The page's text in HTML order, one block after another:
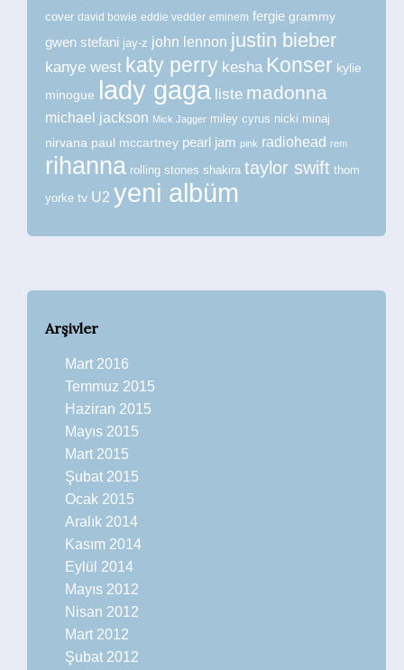
cover david bowie eddie vedder eminem fergie grammy
gwen stefani jay-z john lennon justin bieber
kanye west katy perry kesha Konser kylie
minogue lady gaga liste madonna
michael jackson Mick Jagger miley cyrus nicki minaj
nirvana paul mccartney pearl jam pink radiohead rem
rihanna rolling stones shakira taylor swift thom
yorke tv U2 yeni albüm
Arşivler
Mart 2016
Temmuz 2015
Haziran 2015
Mayıs 2015
Mart 2015
Şubat 2015
Ocak 2015
Aralık 2014
Kasım 2014
Eylül 2014
Mayıs 2012
Nisan 2012
Mart 2012
Şubat 2012